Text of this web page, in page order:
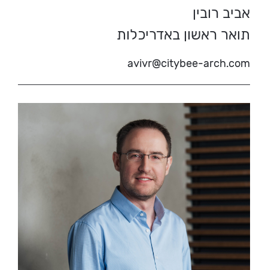
אביב רובין
תואר ראשון באדריכלות
avivr@citybee-arch.com